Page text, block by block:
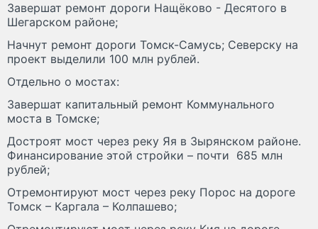
Завершат ремонт дороги Нащёково - Десятого в
Шегарском районе;
Начнут ремонт дороги Томск-Самусь; Северску на
проект выделили 100 млн рублей.
Отдельно о мостах:
Завершат капитальный ремонт Коммунального
моста в Томске;
Достроят мост через реку Яя в Зырянском районе.
Финансирование этой стройки – почти 685 млн
рублей;
Отремонтируют мост через реку Порос на дороге
Томск – Каргала – Колпашево;